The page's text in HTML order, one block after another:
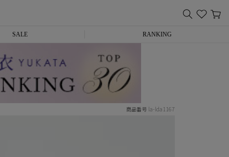
SALE RANKING
商品番号 la-lda1167